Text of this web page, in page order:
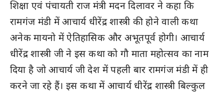
शिक्षा एवं पंचायती राज मंत्री मदन दिलावर ने कहा कि
रामगंज मंडी में आचार्य धीरेंद्र शास्त्री की होने वाली कथा
अनेक मायनो में ऐतिहासिक और अभूतपूर्व होगी। आचार्य
धीरेंद्र शास्त्री जी ने इस कथा को गौ माता महोत्सव का नाम
दिया है जो आचार्य जी देश में पहली बार रामगंज मंडी में ही
करने जा रहे हैं। इस कथा में आचार्य धीरेंद्र शास्त्री बिल्कुल